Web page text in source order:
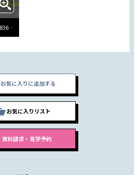
【公園】小畑川中央公園まで836m
お気に入りに追加する
お気に入りリスト